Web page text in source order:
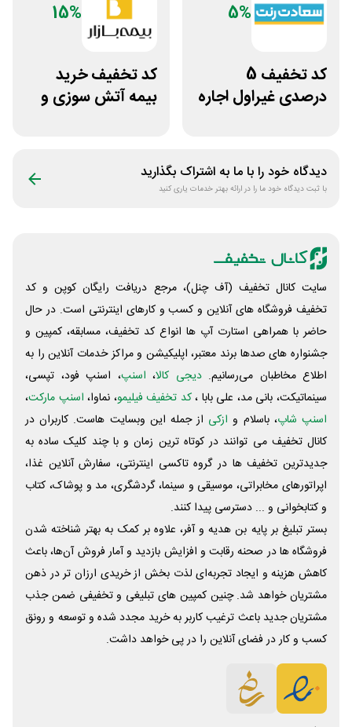
5%
کد تخفیف 5
درصدی غیراول اجاره
15%
کد تخفیف خرید
بیمه آتش سوزی و
دیدگاه خود را با ما به اشتراک بگذارید
با ثبت دیدگاه خود ما را در ارائه بهتر خدمات یاری کنید
سایت کانال تخفیف (آف چنل)، مرجع دریافت رایگان کوپن و کد
تخفیف فروشگاه های آنلاین و کسب و‌ کارهای اینترنتی است. در حال
حاضر با همراهی استارت آپ ها انواع کد تخفیف، مسابقه، کمپین و
جشنواره های صدها برند معتبر، اپلیکیشن و مراکز خدمات آنلاین را به
اطلاع مخاطبان می‌رسانیم. دیجی کالا، اسنپ، اسنپ فود، تپسی،
سینماتیکت، بانی مد، علی‌ بابا ،کد تخفیف فیلیمو، نماوا، اسنپ مارکت،
اسنپ شاپ، باسلام و ازکی از جمله این وبسایت ‌هاست. کاربران در
کانال تخفیف می توانند در کوتاه ترین زمان و با چند کلیک ساده به
جدیدترین تخفیف ها در گروه تاکسی اینترنتی، سفارش آنلاین غذا،
اپراتورهای مخابراتی، موسیقی و سینما، گردشگری، مد و پوشاک، کتاب
و کتابخوانی و ... دسترسی پیدا کنند.
بستر تبلیغ بر پایه بن هدیه و آفر، علاوه بر کمک به بهتر شناخته شدن
فروشگاه ها در صحنه رقابت و افزایش بازدید و آمار فروش آن‌ها، باعث
کاهش هزینه و ایجاد تجربه‌ای لذت بخش از خریدی ارزان تر در ذهن
مشتریان خواهد شد. چنین کمپین های تبلیغی و تخفیفی ضمن جذب
مشتریان جدید باعث ترغیب کاربر به خرید مجدد شده و توسعه و رونق
کسب و کار در فضای آنلاین را در پی خواهد داشت.